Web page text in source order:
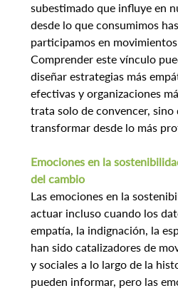
subestimado que influye en
desde lo que consumimos
participamos en
Comprender este vínculo
diseñar estrategias más
efectivas y organizaciones
trata solo de convencer, sino
transformar desde lo más
Emociones en la
del cambio
Las emociones en la
actuar incluso cuando los
empatía, la indignación, la
han sido catalizadores de
y sociales a lo largo de la
pueden informar, pero las